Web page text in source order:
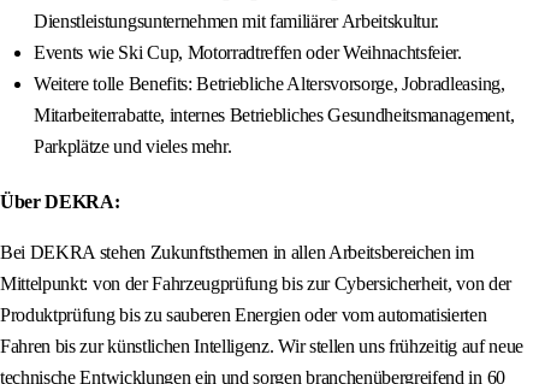
Dienstleistungsunternehmen mit familiärer Arbeitskultur.
Events wie Ski Cup, Motorradtreffen oder Weihnachtsfeier.
Weitere tolle Benefits: Betriebliche Altersvorsorge, Jobradleasing,
Mitarbeiterrabatte, internes Betriebliches Gesundheitsmanagement,
Parkplätze und vieles mehr.
Über DEKRA:
Bei DEKRA stehen Zukunftsthemen in allen Arbeitsbereichen im
Mittelpunkt: von der Fahrzeugprüfung bis zur Cybersicherheit, von der
Produktprüfung bis zu sauberen Energien oder vom automatisierten
Fahren bis zur künstlichen Intelligenz. Wir stellen uns frühzeitig auf neue
technische Entwicklungen ein und sorgen branchenübergreifend in 60